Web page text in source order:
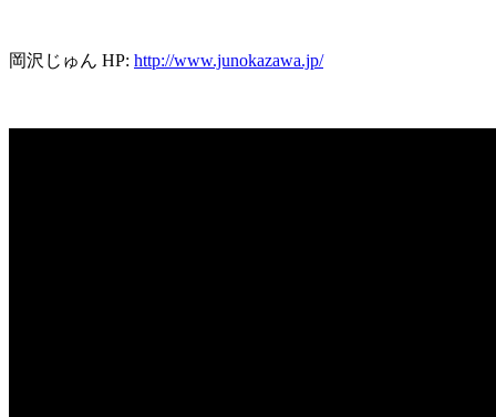
岡沢じゅん HP: http://www.junokazawa.jp/